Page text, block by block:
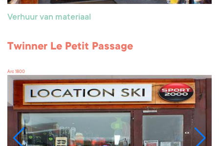
Verhuur van materiaal
Twinner Le Petit Passage
Arc 1800